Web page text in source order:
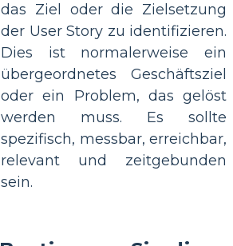
das Ziel oder die Zielsetzung
der User Story zu identifizieren.
Dies ist normalerweise ein
übergeordnetes Geschäftsziel
oder ein Problem, das gelöst
werden muss. Es sollte
spezifisch, messbar, erreichbar,
relevant und zeitgebunden
sein.